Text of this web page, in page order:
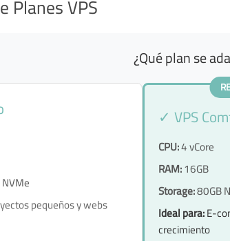
Planes VPS
¿Qué plan se
pequeños y webs
✓ VPS
CPU:4 vCore
RAM:16GB
Storage:80GB
Ideal para:E-
crecimiento